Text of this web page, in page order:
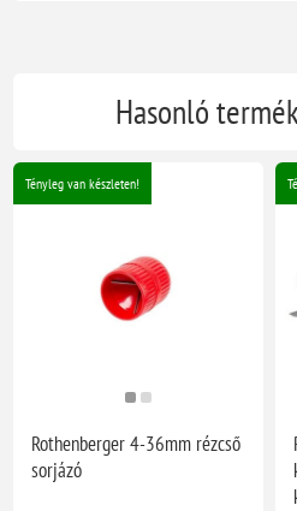
Hasonló
Tényleg van készleten!
Rothenberger 4-36mm rézcső
sorjázó